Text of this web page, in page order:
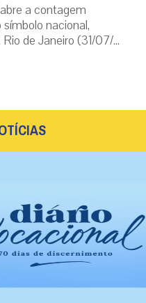
a contagem
nacional,
de Janeiro (31/07/...